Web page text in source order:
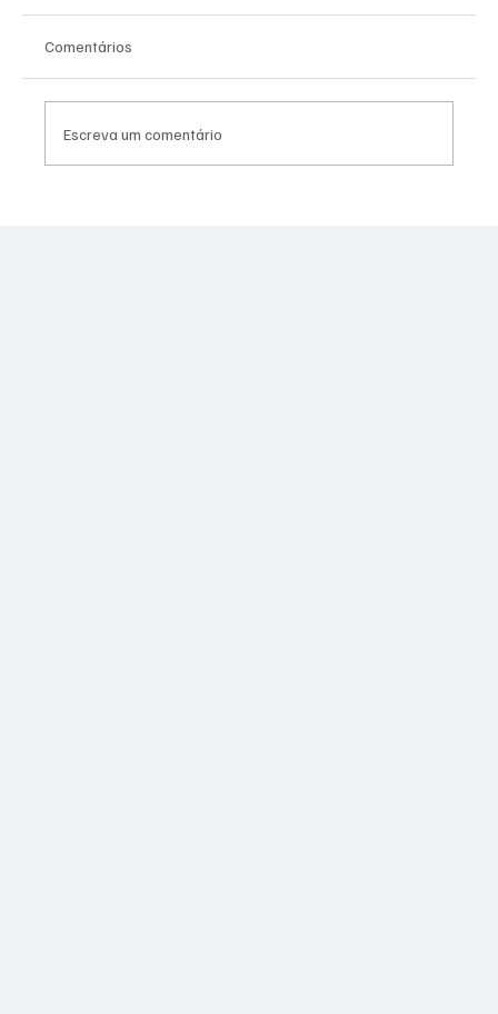
Comentários
Escreva um comentário